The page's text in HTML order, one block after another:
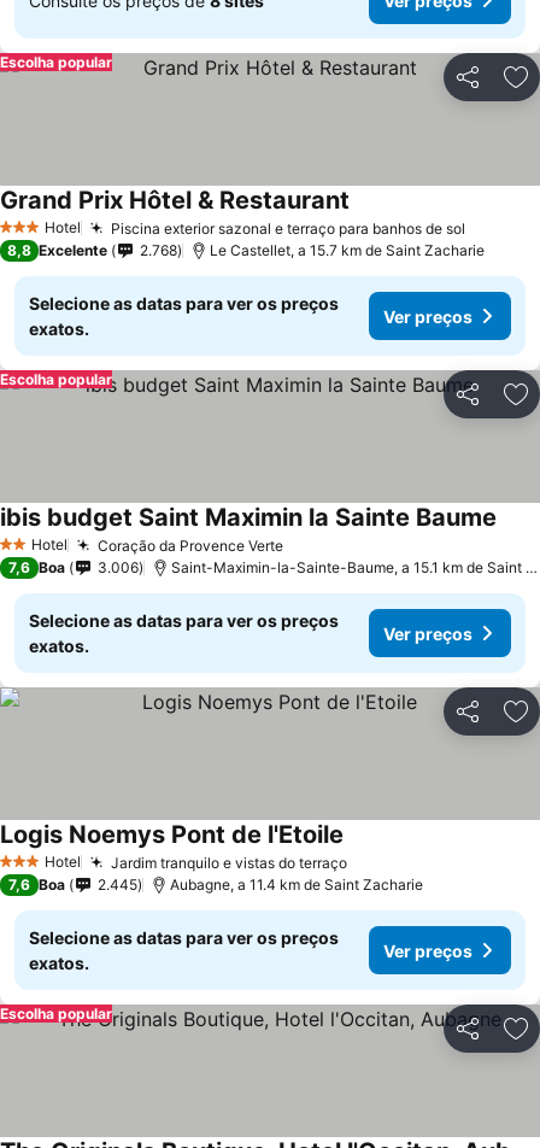
Partilhar
Escolha popular
3 EstrelasHotel Piscina exterior sazonal e terraço para banhos de sol
Grand Prix Hôtel & Restaurant
8,8 Excelente 2.768 Le Castellet, a 15.7 km de Saint Zacharie
Selecione as datas para ver os preços
exatos.
Ver preços
Partilhar
Escolha popular
2 Estrelas
Hotel Coração da Provence VerteVer preços
ibis budget Saint Maximin la Sainte Baume
7,6 Boa 3.006 Saint-Maximin-la-Sainte-Baume, a 15.1 km de Saint
Selecione as datas para ver os preços
exatos.
Ver preços
Partilhar
3 EstrelasHotel Jardim tranquilo e vistas do terraçoVer preços
Logis Noemys Pont de l'Etoile
7,6 Boa 2.445 Aubagne, a 11.4 km de Saint Zacharie
Selecione as datas para ver os preços
exatos.
Ver preços
Partilhar
Escolha popular